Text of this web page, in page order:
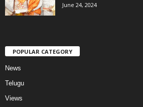
June 24, 2024
POPULAR CATEGORY
News
Telugu
Views